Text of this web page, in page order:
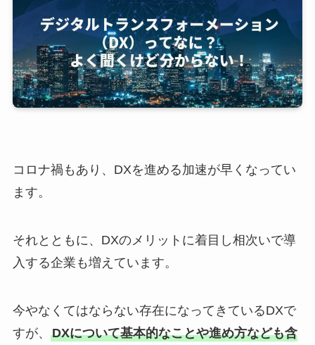
コロナ禍もあり、DXを進める加速が早くなってい
ます。
それとともに、DXのメリットに着目し相次いで導
入する企業も増えています。
今やなくてはならない存在になってきているDXで
すが、 DXについて基本的なことや進め方なども含